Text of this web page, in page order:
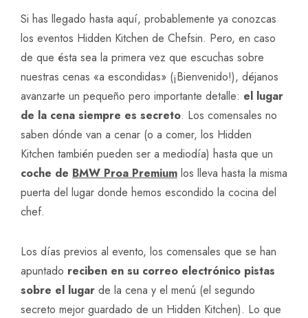
Si has llegado hasta aquí, probablemente ya conozcas
los eventos Hidden Kitchen de Chefsin. Pero, en caso
de que ésta sea la primera vez que escuchas sobre
nuestras cenas «a escondidas» (¡Bienvenido!), déjanos
avanzarte un pequeño pero importante detalle: el lugar
de la cena siempre es secreto. Los comensales no
saben dónde van a cenar (o a comer, los Hidden
Kitchen también pueden ser a mediodía) hasta que un
coche de BMW Proa Premium los lleva hasta la misma
puerta del lugar donde hemos escondido la cocina del
chef.
Los días previos al evento, los comensales que se han
apuntado reciben en su correo electrónico pistas
sobre el lugar de la cena y el menú (el segundo
secreto mejor guardado de un Hidden Kitchen). Lo que